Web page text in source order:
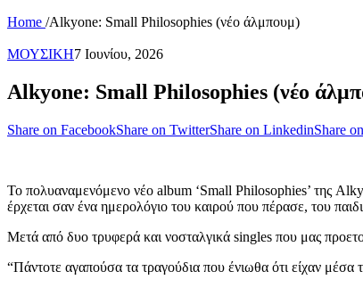
Home /Alkyone: Small Philosophies (νέο άλμπουμ)
ΜΟΥΣΙΚΗ7 Ιουνίου, 2026
Alkyone: Small Philosophies (νέο
Share on FacebookShare on TwitterShare on LinkedinShare
Το πολυαναμενόμενο νέο album ‘Small Philosophies’ της
έρχεται σαν ένα ημερολόγιο του καιρού που πέρασε, του
Μετά από δυο τρυφερά και νοσταλγικά singles που μας
“Πάντοτε αγαπούσα τα τραγούδια που ένιωθα ότι είχαν μέσα